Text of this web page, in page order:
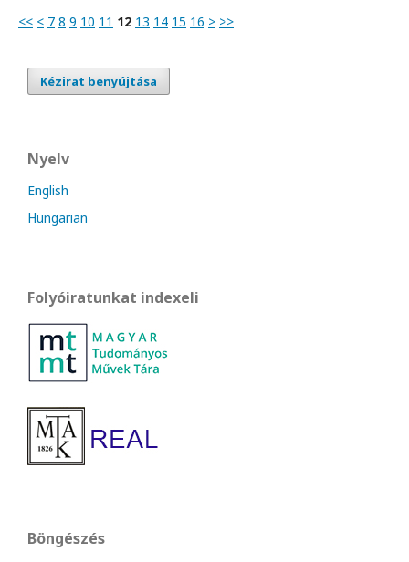
<< < 7 8 9 10 11 12 13 14 15 16 > >>
Kézirat benyújtása
Nyelv
English
Hungarian
Folyóiratunkat indexeli
Böngészés